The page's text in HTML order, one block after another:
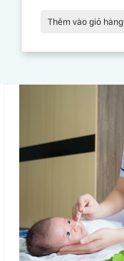
Thêm vào giỏ hàng